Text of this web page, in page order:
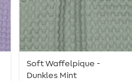
Soft Waffelpique -
Dunkles Mint